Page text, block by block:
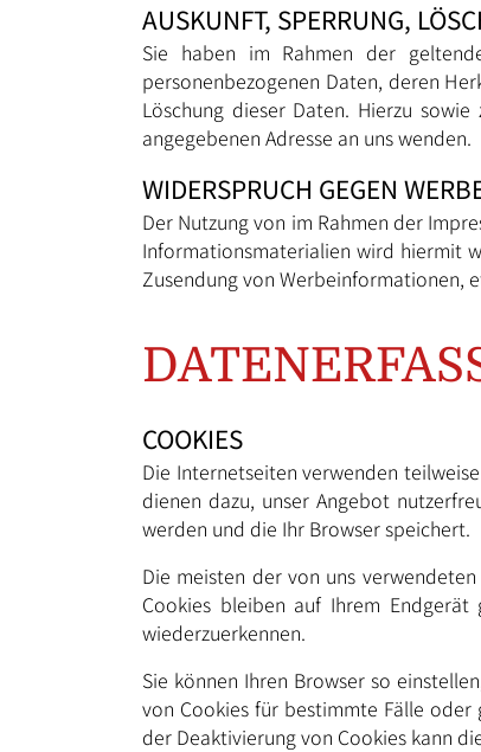
AUSKUNFT, SPERRUNG,
Sie haben im Rahmen der
personenbezogenen Daten, deren
Löschung dieser Daten. Hierzu
angegebenen Adresse an uns wenden.
WIDERSPRUCH GEGEN
Der Nutzung von im Rahmen der
Informationsmaterialien wird hiermit
Zusendung von Werbeinformationen,
COOKIES
Die Internetseiten verwenden
dienen dazu, unser Angebot
werden und die Ihr Browser speichert.
Die meisten der von uns
Cookies bleiben auf Ihrem Endgerät
wiederzuerkennen.
Sie können Ihren Browser so
von Cookies für bestimmte Fälle oder
der Deaktivierung von Cookies kann